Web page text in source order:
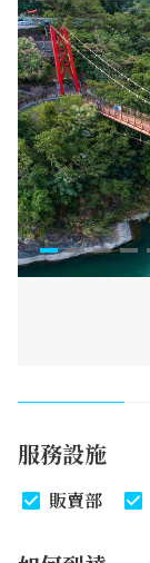
服務設施
販賣部